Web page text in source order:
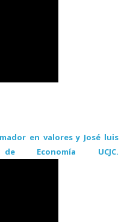
en valores y José luis
Economía UCJC.